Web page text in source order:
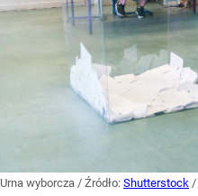
Urna wyborcza / Źródło: Shutterstock /